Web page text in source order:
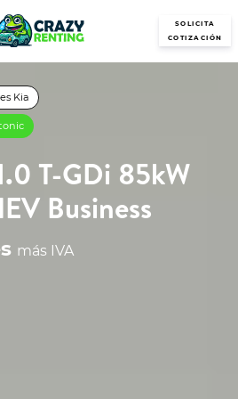
SOLICITA
COTIZACIÓN
Kia
T-GDi 85kW
Business
más IVA